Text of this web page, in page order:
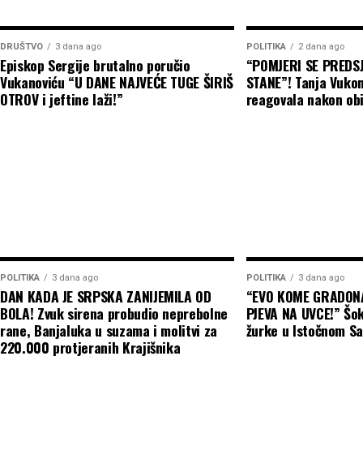
kuva najmanje 15 minuta prije konzumiranja.
Osim u kineskoj provinciji Junan, Lanmaoa
Filipinima.
DRUŠTVO 3 dana ago
Episkop Sergije brutalno poručio
Vukanoviću “U DANE NAJVEĆE TUGE ŠIRIŠ
OTROV i jeftine laži!”
POLITIKA 2 dana ago
“POMJERI SE
STANE”! Tanja
reagovala nakon
POLITIKA 3 dana ago
DAN KADA JE SRPSKA ZANIJEMILA OD
BOLA! Zvuk sirena probudio neprebolne
rane, Banjaluka u suzama i molitvi za
220.000 protjeranih Krajišnika
POLITIKA 3 dana ago
“EVO KOME
PJEVA NA UVCE!”
žurke u Istočnom